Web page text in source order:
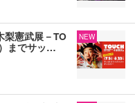
梨憲武展－TO
までサッ…
NEW